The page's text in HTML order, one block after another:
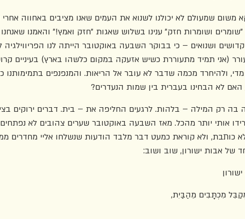
משום שמעולם לא יכולנו לשנוא את העמים שאנו מציבים באחווה אחרי
ושומרות חזק" ענינו בשלוש שאגות "חזק ואמץ!" והאמנו
וקדושים ושנואים – כי בבוקר השבעה באוקטובר הייתה לנו
(אני תמיד מתעוררת כשיש אזעקה במקום כלשהו בארץ) בעיניים
מדי, ולהיחרד מכמה שדבר לא עובר אל הריאות. והמנפנפים בתמימותנו
לא הבחינו בעברית בין שמות הנעדרים?
בה רק המילה – בלהות. לרגעים החליפה את – בית. דברים ירוקים
אותי יותר מהכל. מאז השבעה באוקטובר שערים צהובים לא נפתחים
כותבת, ולא קוראת כמעט דבר מלבד הודעות שנשלחו אליי מחדרים
של אבות ישורון, שוב ושוב:
מִכְתָּבִים מֵהַבַּיִת,